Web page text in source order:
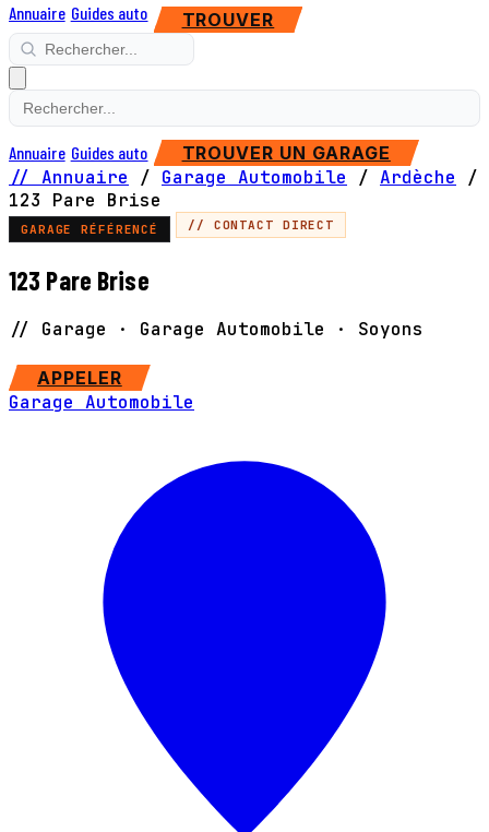
Annuaire Guides auto TROUVER
Annuaire Guides auto TROUVER UN GARAGE
// Annuaire / Garage Automobile / Ardèche
/
123 Pare Brise
GARAGE RÉFÉRENCÉ // CONTACT DIRECT
123 Pare Brise
// Garage · Garage Automobile · Soyons
APPELER
Garage Automobile